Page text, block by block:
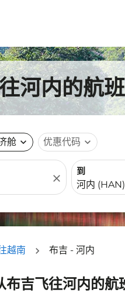
河内的航
舱 expand_more 优惠代码 expand_more
close
到
越南 布吉 - 河内
布吉飞往河内的航
机票。请调整您的筛选条件